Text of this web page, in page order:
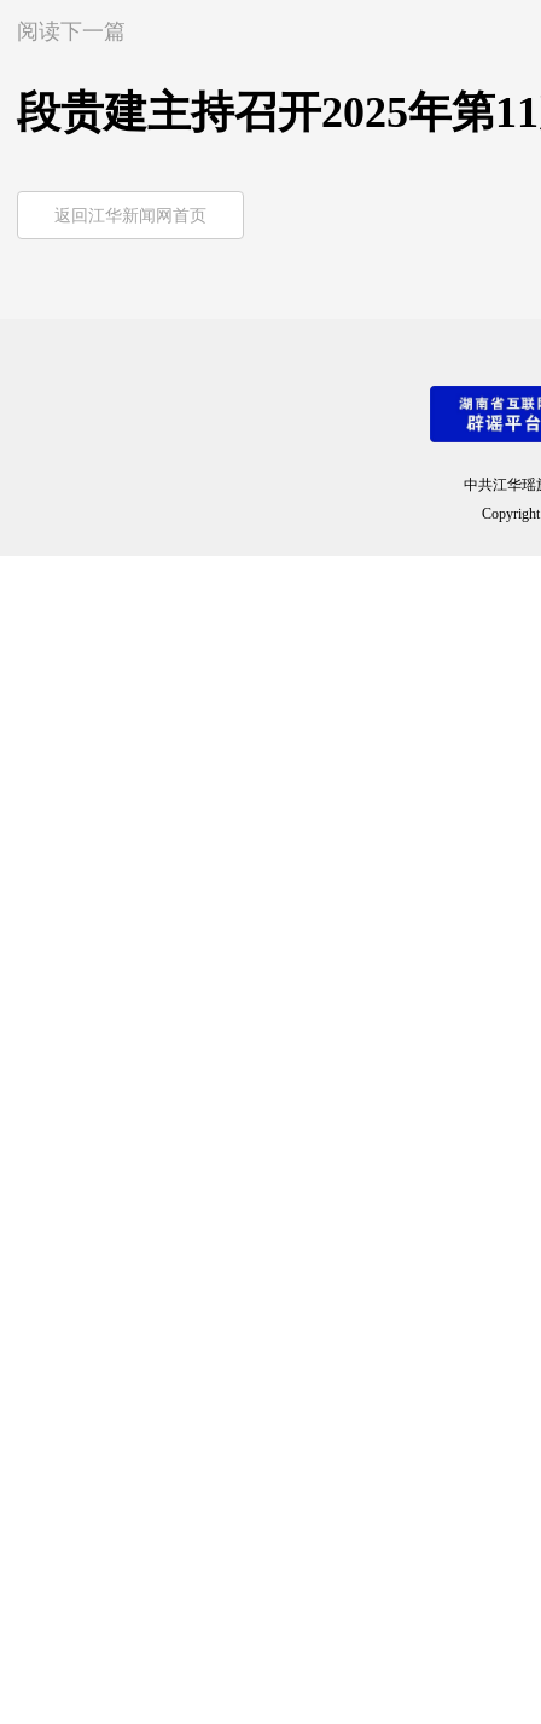
阅读下一篇
段贵建主持召开2025年第
返回江华新闻网首页
中共江华瑶